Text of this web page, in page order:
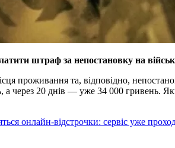
штраф за непостановку на
проживання та, відповідно,
через 20 днів — уже 34 000 гривень.
онлайн-відстрочки: сервіс уже